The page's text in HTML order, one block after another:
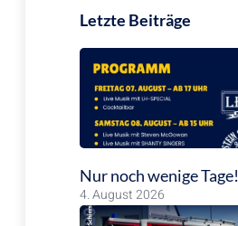
Letzte Beiträge
Nur noch wenige Tage!
4. August 2026